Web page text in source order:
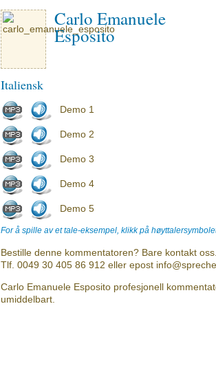
Carlo Emanuele
Esposito
Italiensk
Demo 1
Demo 2
Demo 3
Demo 4
Demo 5
For å spille av et tale-eksempel, klikk på
Bestille denne kommentatoren? Bare kontakt oss.
Tlf. 0049 30 405 86 912 eller epost
Carlo Emanuele Esposito profesjonell
umiddelbart.